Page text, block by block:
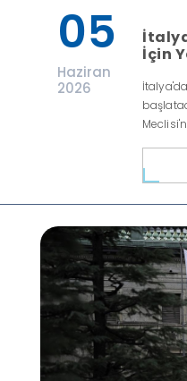
05
Haziran
2026
İçin